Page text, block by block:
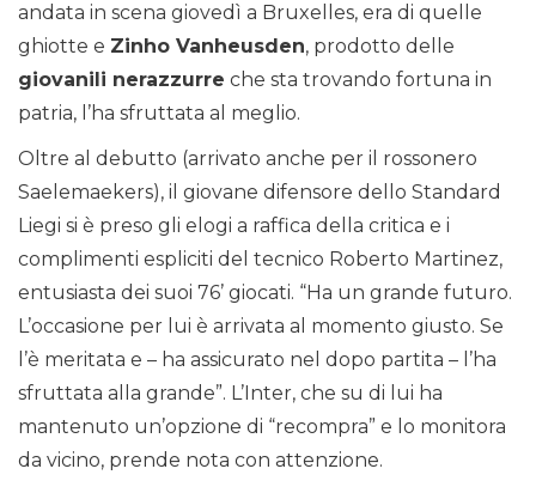
andata in scena giovedì a Bruxelles, era di quelle
ghiotte e Zinho Vanheusden, prodotto delle
giovanili nerazzurre che sta trovando fortuna in
patria, l’ha sfruttata al meglio.
Oltre al debutto (arrivato anche per il rossonero
Saelemaekers), il giovane difensore dello Standard
Liegi si è preso gli elogi a raffica della critica e i
complimenti espliciti del tecnico Roberto Martinez,
entusiasta dei suoi 76’ giocati. “Ha un grande futuro.
L’occasione per lui è arrivata al momento giusto. Se
l’è meritata e – ha assicurato nel dopo partita – l’ha
sfruttata alla grande”. L’Inter, che su di lui ha
mantenuto un’opzione di “recompra” e lo monitora
da vicino, prende nota con attenzione.